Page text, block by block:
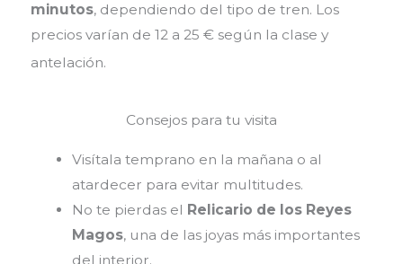
minutos, dependiendo del tipo de tren. Los
precios varían de 12 a 25 € según la clase y
antelación.
Consejos para tu visita
Visítala temprano en la mañana o al
atardecer para evitar multitudes.
No te pierdas el Relicario de los Reyes
Magos, una de las joyas más importantes
del interior.